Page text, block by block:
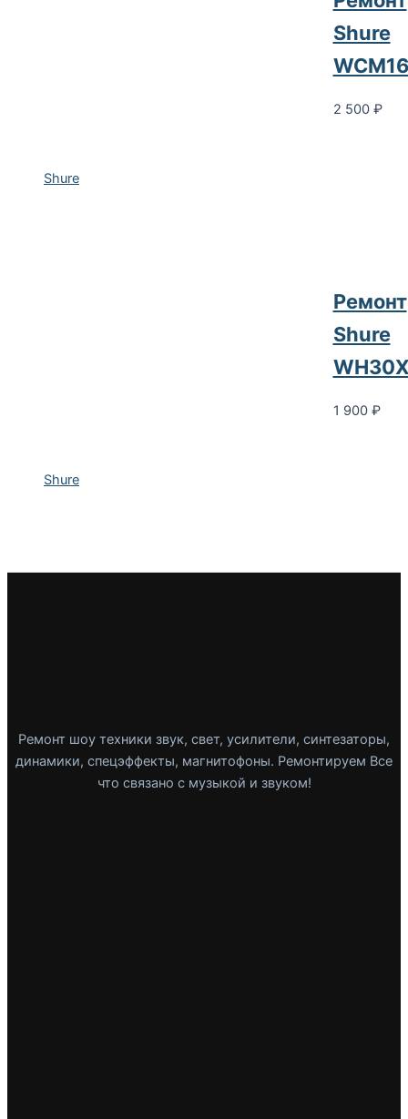
Shure
Shure
WCM16
2 500 ₽
Shure
Ремонт
Shure
1 900 ₽
Ремонт шоу техники звук, свет, усилители, синтезаторы,
динамики, спецэффекты, магнитофоны. Ремонтируем Все
что связано с музыкой и звуком!